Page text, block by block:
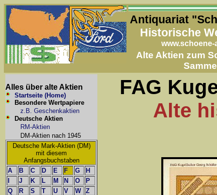
Antiquariat
Historische
www.schoene-
Alte Aktien zum
Alles über alte Aktien
Startseite (Home)
Besondere Wertpapiere
z.B. Geschenkaktien
Deutsche Aktien
RM-Aktien
DM-Aktien nach 1945
Deutsche Mark-Aktien (DM)
mit diesem
Anfangsbuchstaben
A
B C D E F G
H
J K L M N O
P
Q
R S T U V W
Z
FAG
Alte